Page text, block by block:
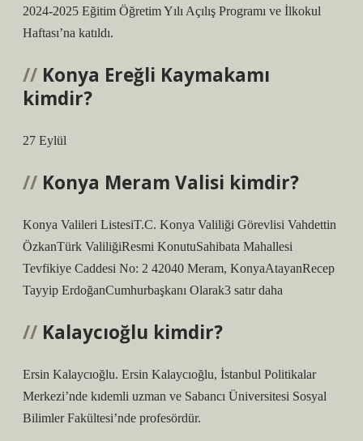
2024-2025 Eğitim Öğretim Yılı Açılış Programı ve İlkokul
Haftası’na katıldı.
Konya Ereğli Kaymakamı
kimdir?
27 Eylül
Konya Meram Valisi kimdir?
Konya Valileri ListesiT.C. Konya Valiliği Görevlisi Vahdettin
ÖzkanTürk ValiliğiResmi KonutuSahibata Mahallesi
Tevfikiye Caddesi No: 2 42040 Meram, KonyaAtayanRecep
Tayyip ErdoğanCumhurbaşkanı Olarak3 satır daha
Kalaycıoğlu kimdir?
Ersin Kalaycıoğlu. Ersin Kalaycıoğlu, İstanbul Politikalar
Merkezi’nde kıdemli uzman ve Sabancı Üniversitesi Sosyal
Bilimler Fakültesi’nde profesördür.